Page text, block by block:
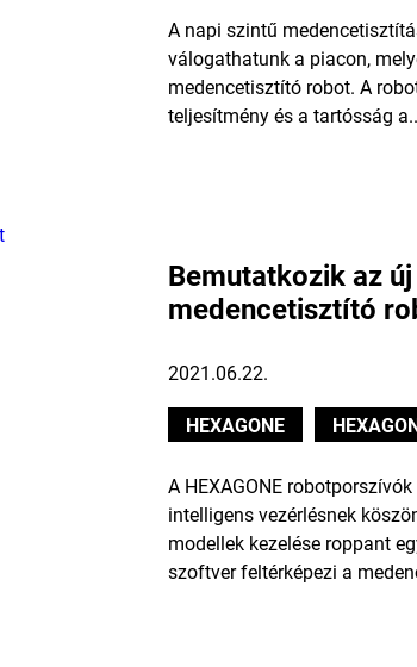
A napi szintű
válogathatunk a piacon,
medencetisztító robot. A
teljesítmény és a tartósság
Bemutatkozik az új
medencetisztító
2021.06.22.
HEXAGONE
A HEXAGONE
intelligens vezérlésnek
modellek kezelése roppant
szoftver feltérképezi a